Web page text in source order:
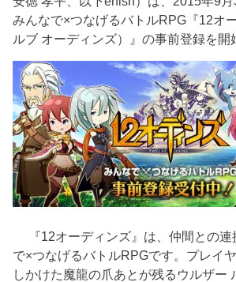
みんなで×つなげるバトルRPG『12オ
ルブ オーディンズ）』の事前登録を開
『12オーディンズ』は、仲間との連
で×つなげるバトルRPGです。プレイ
しかけた魔龍の爪あとが残るウルザー